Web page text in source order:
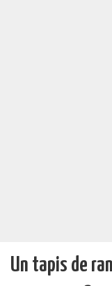
Un tapis de